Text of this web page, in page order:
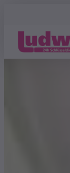
springen